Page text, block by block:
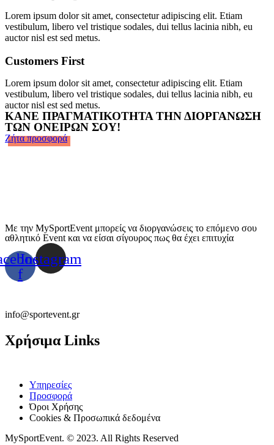
Lorem ipsum dolor sit amet, consectetur adipiscing elit. Etiam
vestibulum, libero vel tristique sodales, dui tellus lacinia nibh, eu
auctor nisl est sed metus.
Customers First
Lorem ipsum dolor sit amet, consectetur adipiscing elit. Etiam
vestibulum, libero vel tristique sodales, dui tellus lacinia nibh, eu
auctor nisl est sed metus.
ΚΑΝΕ ΠΡΑΓΜΑΤΙΚΟΤΗΤΑ ΤΗΝ ΔΙΟΡΓΑΝΩΣΗ
ΤΩΝ ΟΝΕΙΡΩΝ ΣΟΥ!
Ζήτα προσφορά
Με την MySportEvent μπορείς να διοργανώσεις το επόμενο σου
αθλητικό Event και να είσαι σίγουρος πως θα έχει επιτυχία
f
Instagram
info@sportevent.gr
Χρήσιμα Links
Υπηρεσίες
Προσφορά
Όροι Χρήσης
Cookies & Προσωπικά δεδομένα
MySportEvent. © 2023. All Rights Reserved